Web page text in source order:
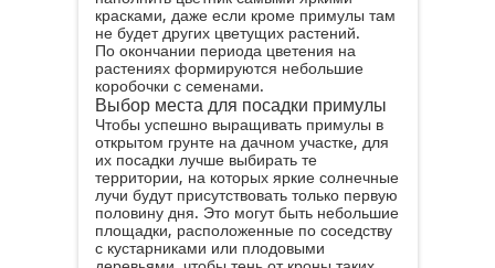
красками, даже если кроме примулы там
не будет других цветущих растений.
По окончании периода цветения на
растениях формируются небольшие
коробочки с семенами.
Выбор места для посадки примулы
Чтобы успешно выращивать примулы в
открытом грунте на дачном участке, для
их посадки лучше выбирать те
территории, на которых яркие солнечные
лучи будут присутствовать только первую
половину дня. Это могут быть небольшие
площадки, расположенные по соседству
с кустарниками или плодовыми